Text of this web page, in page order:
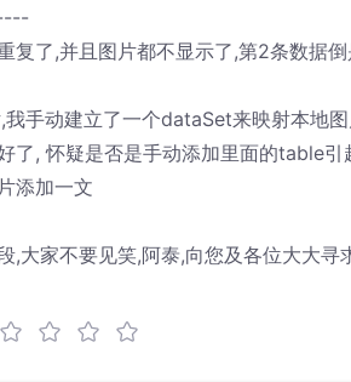
复了,并且图片都不显示了,第2条数据
我手动建立了一个dataSet来映射本地
了, 怀疑是否是手动添加里面的table引
添加一文
,大家不要见笑,阿泰,向您及各位大大寻